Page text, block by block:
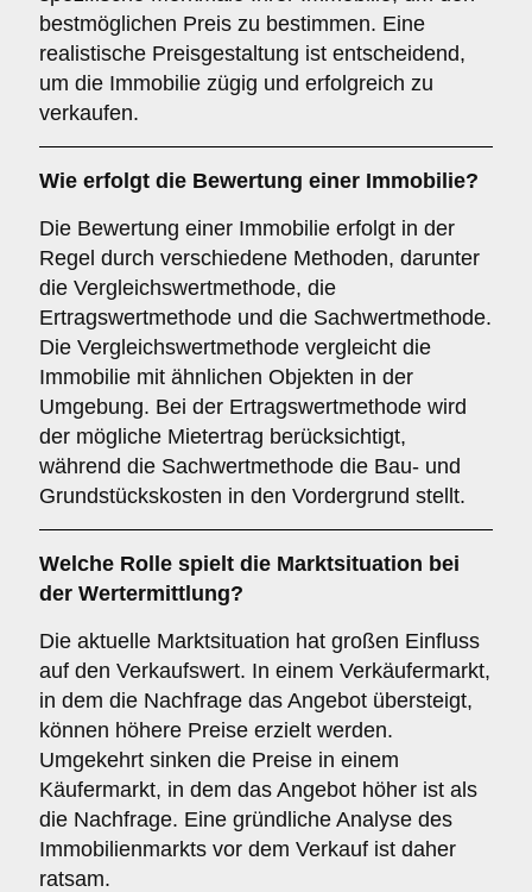
bestmöglichen Preis zu bestimmen. Eine
realistische Preisgestaltung ist entscheidend,
um die Immobilie zügig und erfolgreich zu
verkaufen.
Wie erfolgt die Bewertung einer Immobilie?
Die Bewertung einer Immobilie erfolgt in der
Regel durch verschiedene Methoden, darunter
die Vergleichswertmethode, die
Ertragswertmethode und die Sachwertmethode.
Die Vergleichswertmethode vergleicht die
Immobilie mit ähnlichen Objekten in der
Umgebung. Bei der Ertragswertmethode wird
der mögliche Mietertrag berücksichtigt,
während die Sachwertmethode die Bau- und
Grundstückskosten in den Vordergrund stellt.
Welche Rolle spielt die Marktsituation bei
der Wertermittlung?
Die aktuelle Marktsituation hat großen Einfluss
auf den Verkaufswert. In einem Verkäufermarkt,
in dem die Nachfrage das Angebot übersteigt,
können höhere Preise erzielt werden.
Umgekehrt sinken die Preise in einem
Käufermarkt, in dem das Angebot höher ist als
die Nachfrage. Eine gründliche Analyse des
Immobilienmarkts vor dem Verkauf ist daher
ratsam.